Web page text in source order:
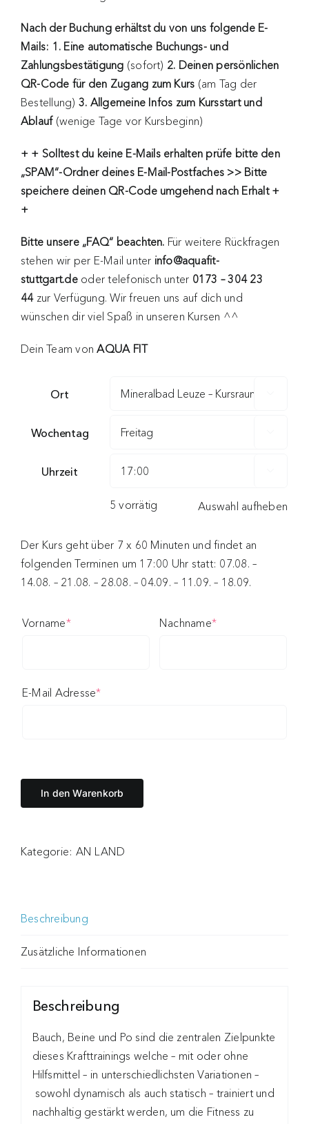
Nach der Buchung erhältst du von uns folgende E-
Mails: 1. Eine automatische Buchungs- und
Zahlungsbestätigung (sofort) 2. Deinen persönlichen
QR-Code für den Zugang zum Kurs (am Tag der
Bestellung) 3. Allgemeine Infos zum Kursstart und
Ablauf (wenige Tage vor Kursbeginn)
+ + Solltest du keine E-Mails erhalten prüfe bitte den
„SPAM“-Ordner deines E-Mail-Postfaches >> Bitte
speichere deinen QR-Code umgehend nach Erhalt +
+
Bitte unsere „FAQ“ beachten. Für weitere Rückfragen
stehen wir per E-Mail unter info@aquafit-
stuttgart.deoder telefonisch unter 0173 – 304 23
44zur Verfügung. Wir freuen uns auf dich und
wünschen dir viel Spaß in unseren Kursen ^^
Dein Team vonAQUA FIT
Ort
Wochentag
Uhrzeit
5 vorrätig Auswahl aufheben
Der Kurs geht über 7 x 60 Minuten und findet an
folgenden Terminen um 17:00 Uhr statt: 07.08. –
14.08. – 21.08. – 28.08. – 04.09. – 11.09. – 18.09.
Vorname*(required) Nachname*(required)
E-Mail Adresse*(required)
In den Warenkorb
Kategorie: AN LAND
Beschreibung
Zusätzliche Informationen
Beschreibung
Bauch, Beine und Po sind die zentralen Zielpunkte
dieses Krafttrainings welche – mit oder ohne
Hilfsmittel – in unterschiedlichsten Variationen –
sowohl dynamisch als auch statisch – trainiert und
nachhaltig gestärkt werden, um die Fitness zu